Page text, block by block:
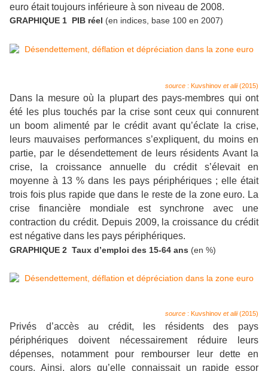
euro était toujours inférieure à son niveau de 2008.
GRAPHIQUE 1 PIB réel (en indices, base 100 en 2007)
source : Kuvshinov et alii(2015)
Dans la mesure où la plupart des pays-membres qui ont
été les plus touchés par la crise sont ceux qui connurent
un boom alimenté par le crédit avant qu’éclate la crise,
leurs mauvaises performances s’expliquent, du moins en
partie, par le désendettement de leurs résidents Avant la
crise, la croissance annuelle du crédit s’élevait en
moyenne à 13 % dans les pays périphériques ; elle était
trois fois plus rapide que dans le reste de la zone euro. La
crise financière mondiale est synchrone avec une
contraction du crédit. Depuis 2009, la croissance du crédit
est négative dans les pays périphériques.
GRAPHIQUE 2 Taux d’emploi des 15-64 ans (en %)
source : Kuvshinov et alii(2015)
Privés d’accès au crédit, les résidents des pays
périphériques doivent nécessairement réduire leurs
dépenses, notamment pour rembourser leur dette en
cours. Ainsi, alors qu’elle connaissait un rapide essor